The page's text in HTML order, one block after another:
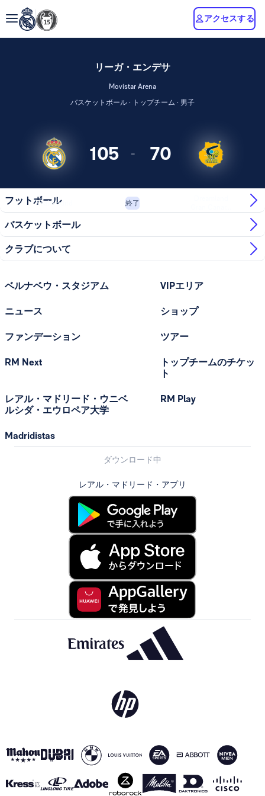
アクセスする
リーガ・エンデサ
Movistar Arena
バスケットボール · トップチーム · 男子
105 - 70
Real Madrid 終了
フットボール
バスケットボール
クラブについて
ベルナベウ・スタジアム
ニュース
ファンデーション
RM Next
レアル・マドリード・ウニベ
ルシダ・エウロペア大学
Madridistas
VIPエリア
ショップ
ツアー
トップチームのチケッ
ト
RM Play
ダウンロード中
レアル・マドリード・アプリ